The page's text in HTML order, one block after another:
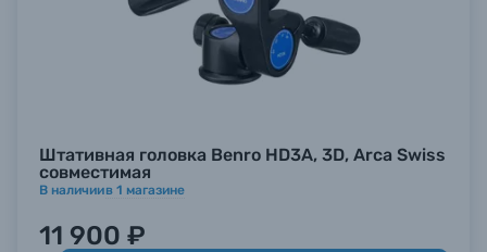
Штативная головка Benro HD3A, 3D, Arca Swiss
совместимая
В наличиив 1 магазине
11 900 ₽